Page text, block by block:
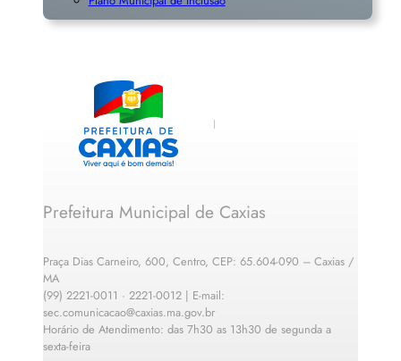
Prefeitura Municipal de Caxias
Praça Dias Carneiro, 600, Centro, CEP: 65.604-090 – Caxias /
MA
(99) 2221-0011 · 2221-0012 | E-mail:
sec.comunicacao@caxias.ma.gov.br
Horário de Atendimento: das 7h30 as 13h30 de segunda a
sexta-feira